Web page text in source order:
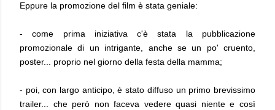
Eppure la promozione del film è stata geniale:
- come prima iniziativa c'è stata la pubblicazione
promozionale di un intrigante, anche se un po' cruento,
poster... proprio nel giorno della festa della mamma;
- poi, con largo anticipo, è stato diffuso un primo brevissimo
trailer... che però non faceva vedere quasi niente e così